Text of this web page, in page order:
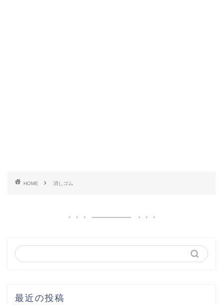
HOME 消しゴム
最近の投稿